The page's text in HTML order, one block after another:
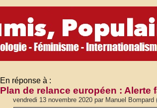
En réponse à :
Plan de relance européen :
vendredi 13 novembre 2020 par Manuel Bompard